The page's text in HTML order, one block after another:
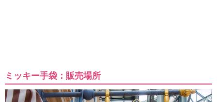
ミッキー手袋：販売場所